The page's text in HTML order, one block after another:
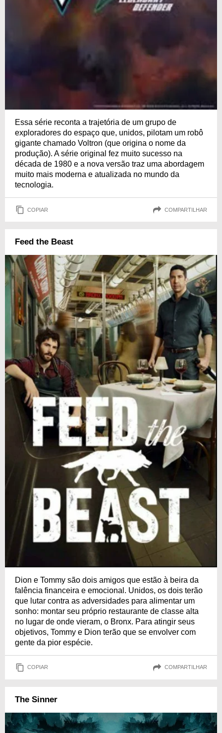
Essa série reconta a trajetória de um grupo de
exploradores do espaço que, unidos, pilotam um robô
gigante chamado Voltron (que origina o nome da
produção). A série original fez muito sucesso na
década de 1980 e a nova versão traz uma abordagem
muito mais moderna e atualizada no mundo da
tecnologia.
COPIAR COMPARTILHAR
Feed the Beast
Dion e Tommy são dois amigos que estão à beira da
falência financeira e emocional. Unidos, os dois terão
que lutar contra as adversidades para alimentar um
sonho: montar seu próprio restaurante de classe alta
no lugar de onde vieram, o Bronx. Para atingir seus
objetivos, Tommy e Dion terão que se envolver com
gente da pior espécie.
COPIAR COMPARTILHAR
The Sinner